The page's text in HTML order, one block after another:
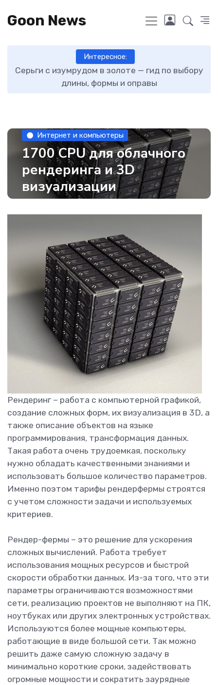
Goon News
Интересное:
Серьги с изумрудом в золоте — гид по выбору
длины, формы и оправы
Интернет и компьютеры
1700 CPU для облачного
рендеринга и 3D
визуализации
Рендеринг – работа с компьютерной графикой,
создание сложных форм, их визуализация в 3D, а
также описание объектов на языке
программирования, трансформация данных.
Такая работа очень трудоемкая, поскольку
нужно обладать качественными знаниями и
использовать большое количество параметров.
Именно поэтом тарифы рендерфермы строятся
с учетом сложности задачи и используемых
критериев.
Рендер-фермы – это решение для ускорения
сложных вычислений. Работа требует
использования мощных ресурсов и быстрой
скорости обработки данных. Из-за того, что эти
параметры ограничиваются возможностями
сети, реализацию проектов не выполняют на ПК,
ноутбуках или других электронных устройствах.
Используются более мощные компьютеры,
работающие в виде большой сети. Так можно
решить даже самую сложную задачу в
минимально короткие сроки, задействовать
огромные мощности и сократить заурядные